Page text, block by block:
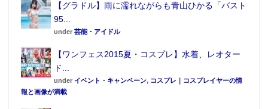
【グラドル】雨に濡れながらも青山ひかる「バスト
95...
under 芸能・アイドル
【ワンフェス2015夏・コスプレ】水着、レオター
ド...
under イベント・キャンペーン, コスプレ｜コスプレイヤーの情
報と画像が満載